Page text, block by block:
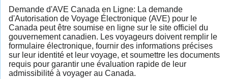
Demande d'AVE Canada en Ligne: La demande
d'Autorisation de Voyage Électronique (AVE) pour le
Canada peut être soumise en ligne sur le site officiel du
gouvernement canadien. Les voyageurs doivent remplir le
formulaire électronique, fournir des informations précises
sur leur identité et leur voyage, et soumettre les documents
requis pour garantir une évaluation rapide de leur
admissibilité à voyager au Canada.